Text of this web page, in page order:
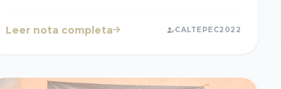
mixteca.#MezcalOrgulloDeCaltepec
Leer nota completa CALTEPEC2022